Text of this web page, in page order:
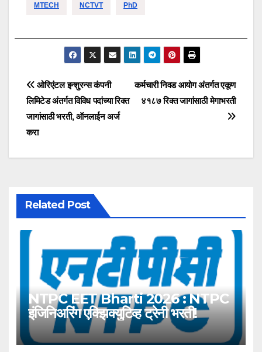
MTECH NCTVT PhD
Post
navigation
कर्मचारी निवड आयोग अंतर्गत एकूण
४१८७ रिक्त जागांसाठी मेगाभरती
ओरिएंटल इन्शुरन्स कंपनी
लिमिटेड अंतर्गत विविध पदांच्या रिक्त
जागांसाठी भरती, ऑनलाईन अर्ज
करा
Related Post
NTPC EET Bharti 2026 : NTPC
इंजिनिअरिंग एक्झिक्युटिव्ह ट्रेनी भरती!